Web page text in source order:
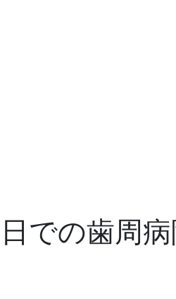
での歯周